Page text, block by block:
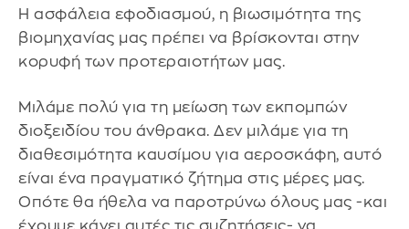
Η ασφάλεια εφοδιασμού, η βιωσιμότητα της
βιομηχανίας μας πρέπει να βρίσκονται στην
κορυφή των προτεραιοτήτων μας.
Μιλάμε πολύ για τη μείωση των εκπομπών
διοξειδίου του άνθρακα. Δεν μιλάμε για τη
διαθεσιμότητα καυσίμου για αεροσκάφη, αυτό
είναι ένα πραγματικό ζήτημα στις μέρες μας.
Οπότε θα ήθελα να παροτρύνω όλους μας -και
έχουμε κάνει αυτές τις συζητήσεις- να